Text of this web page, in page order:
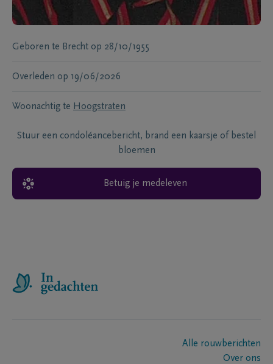
Geboren te Brecht op 28/10/1955
Overleden op 19/06/2026
Woonachtig te Hoogstraten
Stuur een condoléancebericht, brand een kaarsje of bestel
bloemen
Betuig je medeleven
Alle rouwberichten
Over ons